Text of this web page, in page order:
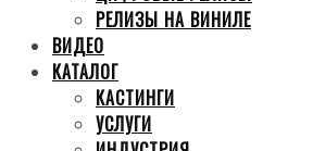
РЕЛИЗЫ НА ВИНИЛЕ
ВИДЕО
КАТАЛОГ
КАСТИНГИ
УСЛУГИ